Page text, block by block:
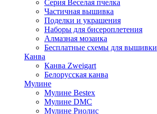
Серия Веселая пчелка
Частичная вышивка
Поделки и украшения
Наборы для бисероплетения
Алмазная мозаика
Бесплатные схемы для вышивки
Канва
Канва Zweigart
Белорусская канва
Мулине
Мулине Bestex
Мулине DMC
Мулине Риолис